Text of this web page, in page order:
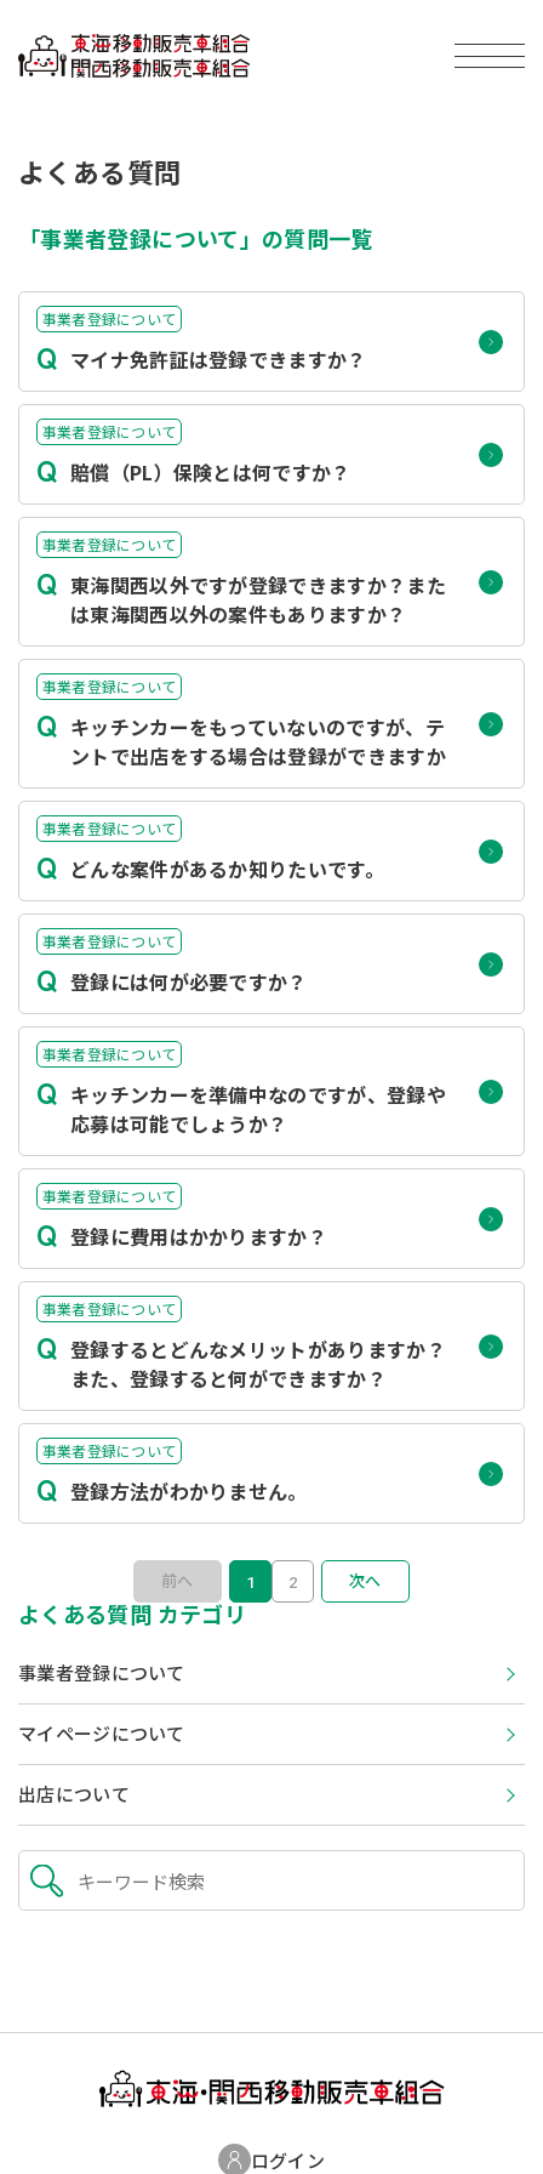
よくある質問
「事業者登録について」の質問一覧
事業者登録について
Q マイナ免許証は登録できますか？
事業者登録について
Q 賠償（PL）保険とは何ですか？
事業者登録について
Q 東海関西以外ですが登録できますか？また
は東海関西以外の案件もありますか？
事業者登録について
Q キッチンカーをもっていないのですが、テ
ントで出店をする場合は登録ができますか
事業者登録について
Q どんな案件があるか知りたいです。
事業者登録について
Q 登録には何が必要ですか？
事業者登録について
Q キッチンカーを準備中なのですが、登録や
応募は可能でしょうか？
事業者登録について
Q 登録に費用はかかりますか？
事業者登録について
Q 登録するとどんなメリットがありますか？
また、登録すると何ができますか？
事業者登録について
Q 登録方法がわかりません。
前へ 1 2 次へ
よくある質問 カテゴリ
事業者登録について
マイページについて
出店について
ログイン